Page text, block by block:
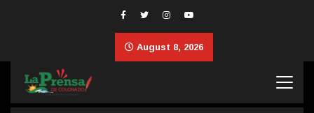
August 8, 2026